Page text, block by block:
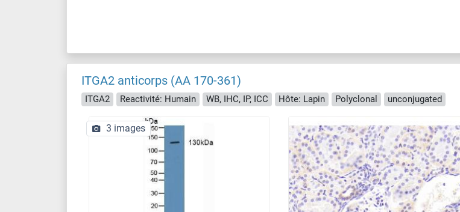
ITGA2 anticorps (AA 170-361)
ITGA2 Reactivité: Humain WB, IHC, IP, ICC Hôte: Lapin Polyclonal unconjugated
3 images